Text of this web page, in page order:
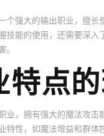
个强大的输出职业，擅
技能的使用，还需要深
。
特点
业，拥有强大的魔法攻
特性，如魔法增益和群